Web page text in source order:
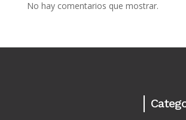
No hay comentarios que mostrar.